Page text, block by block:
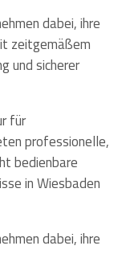
dabei, ihre
zeitgemäßem
und sicherer
für
professionelle,
bedienbare
in Wiesbaden
dabei, ihre